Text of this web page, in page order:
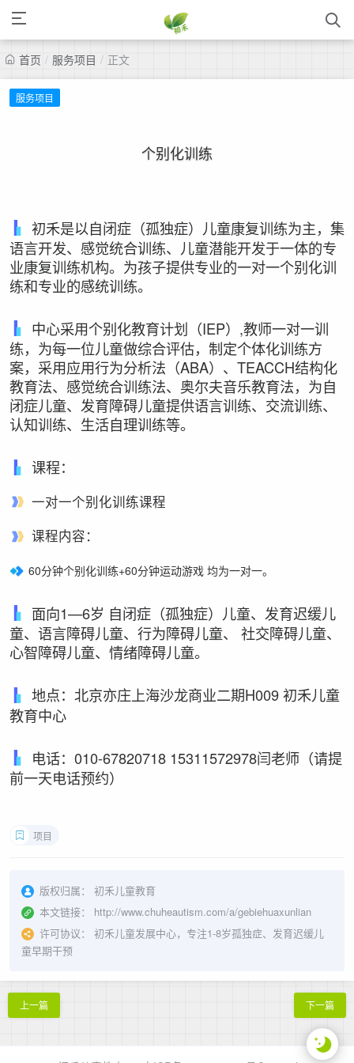
首页 / 服务项目 / 正文
服务项目
个别化训练
初禾是以自闭症（孤独症）儿童康复训练为主，集
语言开发、感觉统合训练、儿童潜能开发于一体的专
业康复训练机构。为孩子提供专业的一对一个别化训
练和专业的感统训练。
中心采用个别化教育计划（IEP）,教师一对一训
练，为每一位儿童做综合评估，制定个体化训练方
案，采用应用行为分析法（ABA）、TEACCH结构化
教育法、感觉统合训练法、奥尔夫音乐教育法，为自
闭症儿童、发育障碍儿童提供语言训练、交流训练、
认知训练、生活自理训练等。
课程：
一对一个别化训练课程
课程内容：
60分钟个别化训练+60分钟运动游戏 均为一对一。
面向1—6岁 自闭症（孤独症）儿童、发育迟缓儿
童、语言障碍儿童、行为障碍儿童、 社交障碍儿童、
心智障碍儿童、情绪障碍儿童。
地点：北京亦庄上海沙龙商业二期H009 初禾儿童
教育中心
电话：010-67820718 15311572978闫老师（请提
前一天电话预约）
项目
版权归属：
初禾儿童教育
本文链接：
http://www.chuheautism.com/a/gebiehuaxunlian
许可协议：
初禾儿童发展中心，专注1-8岁孤独症、发育迟缓儿
童早期干预
上一篇 下一篇